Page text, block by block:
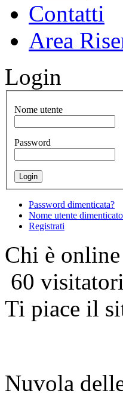
Contatti
Area
Login
Nome utente
Password
Password dimenticata?
Nome utente
Registrati
Chi è online
60
Ti piace il
Nuvola